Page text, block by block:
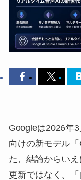
Googleは2026年
向けの新モデル
た。結論からい
更新ではなく、